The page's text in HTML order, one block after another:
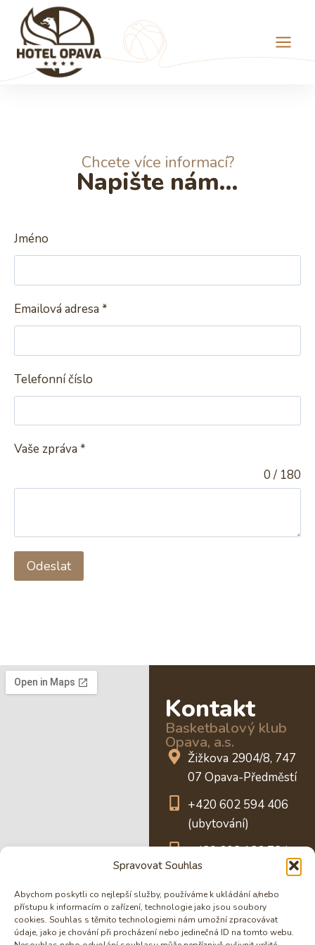
Spravovat Souhlas
Abychom poskytli co nejlepší služby, používáme k ukládání a/nebo
přístupu k informacím o zařízení, technologie jako jsou soubory
cookies. Souhlas s těmito technologiemi nám umožní zpracovávat
údaje, jako je chování při procházení nebo jedinečná ID na tomto webu.
Chcete více informací?
Napište nám...
Jméno
Emailová adresa *
Telefonní číslo
Vaše zpráva *
0 / 180
Odeslat
Kontakt
Basketbalový klub
Opava, a.s.
Žižkova 2904/8, 747
07 Opava-Předměstí
+420 602 594 406
(ubytování)
+420 602 126 724
(rezervace salónku)
info@hotel-opava.cz
25840576